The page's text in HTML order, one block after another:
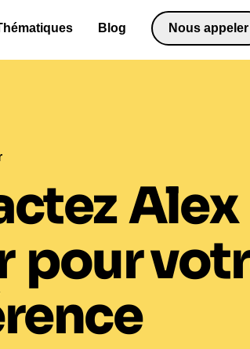
Blog
Nous appeler
0652698481
Alex
pour